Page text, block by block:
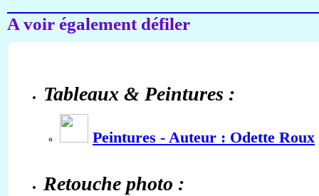
A voir également défiler
Tableaux & Peintures :
Peintures - Auteur : Odette Roux
Retouche photo :